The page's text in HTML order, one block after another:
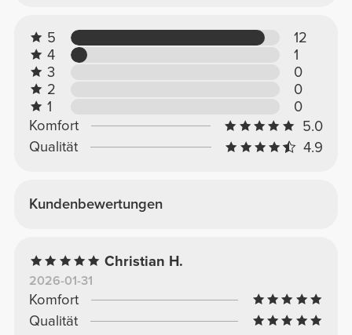
5
12
4
1
3
0
2
0
1
0
Komfort
5.0
Qualität
4.9
Kundenbewertungen
Christian H.
2026-01-31
Komfort
Qualität